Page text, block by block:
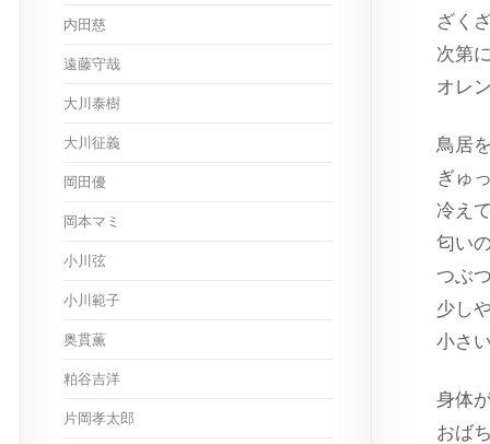
ざく
次第
オレ
鳥居
ぎゅ
冷え
匂い
つぶ
少し
小さ
身体
おば
内田慈
遠藤守哉
大川泰樹
大川征義
岡田優
岡本マミ
小川弦
小川範子
奥貫薫
粕谷吉洋
片岡孝太郎